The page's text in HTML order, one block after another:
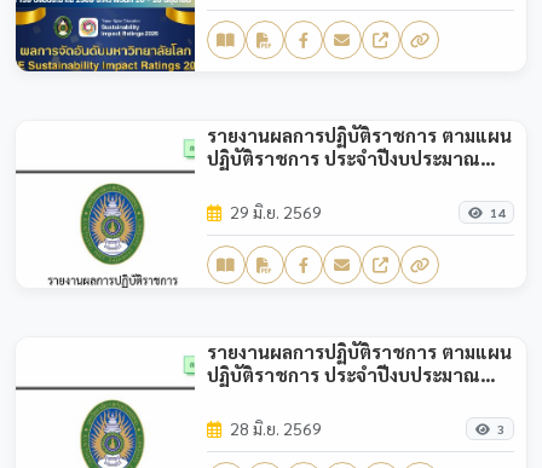
รายงานผลการปฏิบัติราชการ ตามแผน
ปฏิบัติราชการ ประจำปีงบประมาณ
29 มิ.ย. 2569 14
รายงานผลการปฏิบัติราชการ ตามแผน
ปฏิบัติราชการ ประจำปีงบประมาณ
28 มิ.ย. 2569 3